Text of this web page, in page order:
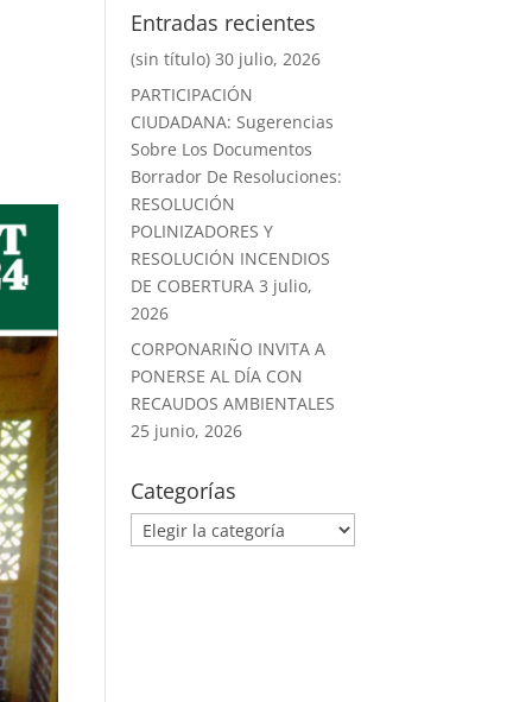
Entradas recientes
(sin título) 30 julio, 2026
PARTICIPACIÓN
CIUDADANA: Sugerencias
Sobre Los Documentos
Borrador De Resoluciones:
RESOLUCIÓN
POLINIZADORES Y
RESOLUCIÓN INCENDIOS
DE COBERTURA 3 julio,
2026
CORPONARIÑO INVITA A
PONERSE AL DÍA CON
RECAUDOS AMBIENTALES
25 junio, 2026
Categorías